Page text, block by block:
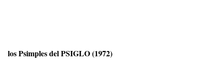
los Psimples del PSIGLO (1972)